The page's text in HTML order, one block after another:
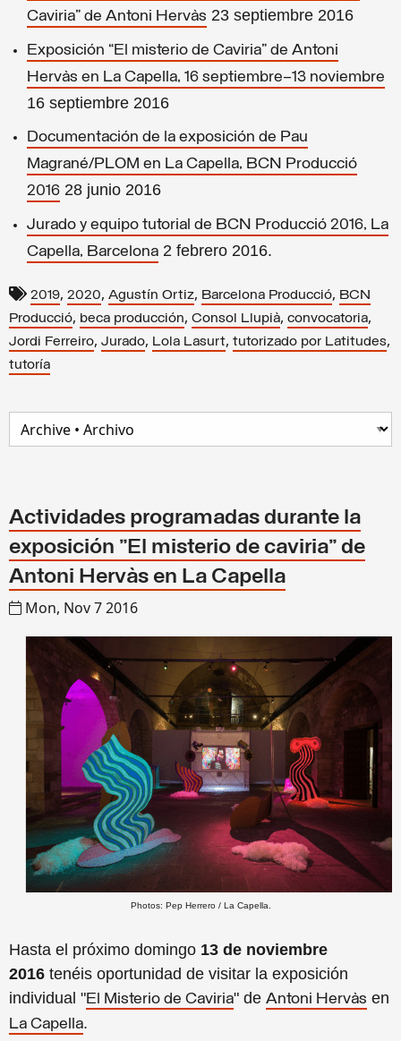
Caviria" de Antoni Hervàs 23 septiembre 2016
Exposición “El misterio de Caviria” de Antoni
Hervàs en La Capella, 16 septiembre–13 noviembre
16 septiembre 2016
Documentación de la exposición de Pau
Magrané/PLOM en La Capella, BCN Producció
2016 28 junio 2016
Jurado y equipo tutorial de BCN Producció 2016, La
Capella, Barcelona 2 febrero 2016.
2019, 2020, Agustín Ortiz, Barcelona Producció, BCN
Producció, beca producción, Consol Llupià, convocatoria,
Jordi Ferreiro, Jurado, Lola Lasurt, tutorizado por Latitudes,
tutoría
Actividades programadas durante la
exposición "El misterio de caviria" de
Antoni Hervàs en La Capella
Mon, Nov 7 2016
Photos: Pep Herrero / La Capella.
Hasta el próximo domingo 13 de noviembre
2016 tenéis oportunidad de visitar la exposición
individual "El Misterio de Caviria" de Antoni Hervàs en
La Capella.